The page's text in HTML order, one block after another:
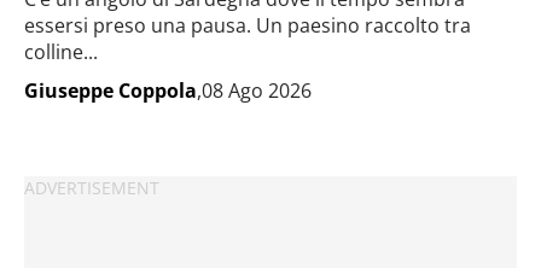
essersi preso una pausa. Un paesino raccolto tra
colline...
Giuseppe Coppola,08 Ago 2026